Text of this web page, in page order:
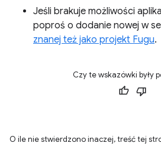
Jeśli brakuje możliwości
poproś o dodanie nowej w
znanej też jako projekt Fugu.
Czy te wskazówki były
O ile nie stwierdzono inaczej, treść tej